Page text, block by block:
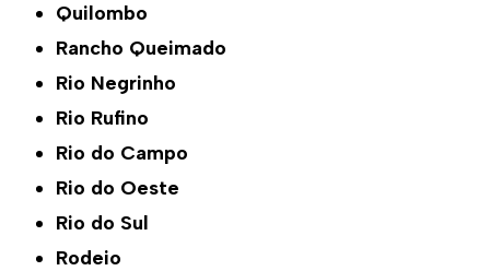
Quilombo
Rancho Queimado
Rio Negrinho
Rio Rufino
Rio do Campo
Rio do Oeste
Rio do Sul
Rodeio